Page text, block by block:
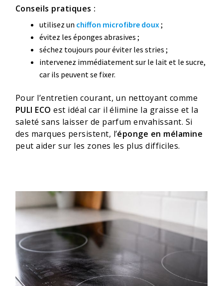
Conseils pratiques :
utilisez un chiffon microfibre doux ;
évitez les éponges abrasives ;
séchez toujours pour éviter les stries ;
intervenez immédiatement sur le lait et le sucre,
car ils peuvent se fixer.
Pour l’entretien courant, un nettoyant comme
PULI ECO est idéal car il élimine la graisse et la
saleté sans laisser de parfum envahissant. Si
des marques persistent, l’éponge en mélamine
peut aider sur les zones les plus difficiles.